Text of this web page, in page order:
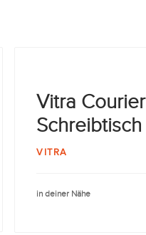
Vitra Courier
Schreibtisch
VITRA
in deiner Nähe